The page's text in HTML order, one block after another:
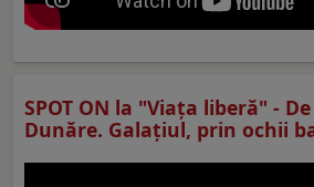
SPOT ON la "Viaţa liberă" -
Dunăre. Galațiul, prin ochii